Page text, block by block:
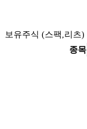
보유주식 (스팩,리츠)
종목